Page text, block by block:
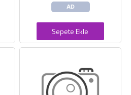
AD
Sepete Ekle